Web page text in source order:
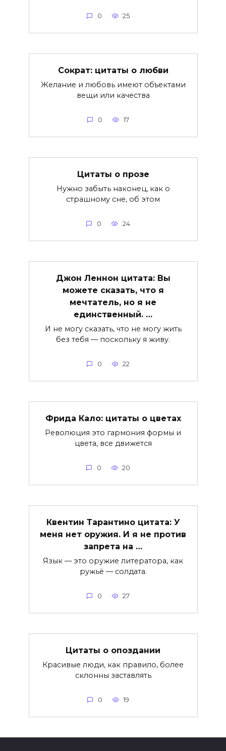
0 25
Сократ: цитаты о любви
Желание и любовь имеют объектами
вещи или качества
0 17
Цитаты о прозе
Нужно забыть наконец, как о
страшному сне, об этом
0 24
Джон Леннон цитата: Вы
можете сказать, что я
мечтатель, но я не
единственный. …
И не могу сказать, что не могу жить
без тебя — поскольку я живу.
0 22
Фрида Кало: цитаты о цветах
Революция это гармония формы и
цвета, все движется
0 20
Квентин Тарантино цитата: У
меня нет оружия. И я не против
запрета на …
Язык — это оружие литератора, как
ружьё — солдата.
0 27
Цитаты о опоздании
Красивые люди, как правило, более
склонны заставлять
0 19